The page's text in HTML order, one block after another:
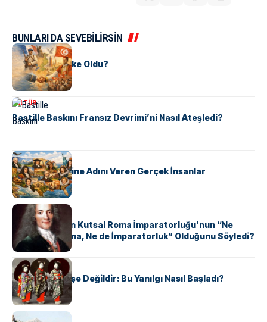
BUNLARI DA SEVEBİLİRSİN
KÜLTÜR
Tunus Nasıl Ülke Oldu?
KÜLTÜR
Bastille Baskını Fransız Devrimi’ni Nasıl Ateşledi?
KÜLTÜR
ABD Eyaletlerine Adını Veren Gerçek İnsanlar
KÜLTÜR
Voltaire Neden Kutsal Roma İmparatorluğu’nun “Ne
Kutsal, Ne Roma, Ne de İmparatorluk” Olduğunu Söyledi?
KÜLTÜR
Geyşalar Fahişe Değildir: Bu Yanılgı Nasıl Başladı?
KÜLTÜR